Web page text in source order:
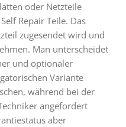
oder Netzteile
Repair Teile. Das
zugesendet wird und
Man unterscheidet
und optionaler
Variante
während bei der
angefordert
aber